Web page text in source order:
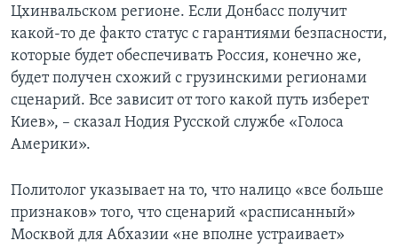
Цхинвальском регионе. Если Донбасс получит
какой-то де факто статус с гарантиями безпасности,
которые будет обеспечивать Россия, конечно же,
будет получен схожий с грузинскими регионами
сценарий. Все зависит от того какой путь изберет
Киев», – сказал Нодия Русской службе «Голоса
Америки».
Политолог указывает на то, что налицо «все больше
признаков» того, что сценарий «расписанный»
Москвой для Абхазии «не вполне устраивает»